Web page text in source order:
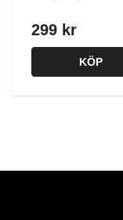
299 kr
KÖP